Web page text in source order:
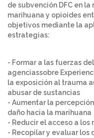
de subvención DFC en
marihuana y opioides
objetivos mediante la
estrategias:
- Formar a las fuerzas
agenciassobre
la exposición al trauma
abusar de sustancias
- Aumentar la
daño hacia la marihuana
- Reducir el acceso a
- Recopilar y evaluar los